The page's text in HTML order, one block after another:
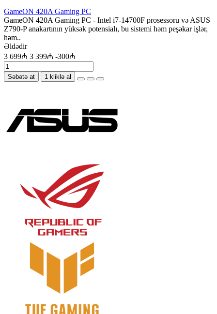
GameON 420A Gaming PC
GameON 420A Gaming PC - Intel i7-14700F prosessoru və ASUS
Z790-P anakartının yüksək potensialı, bu sistemi həm peşəkar işlər,
həm..
Əldədir
3 699₼ 3 399₼ -300₼
Səbətə at 1 kliklə al